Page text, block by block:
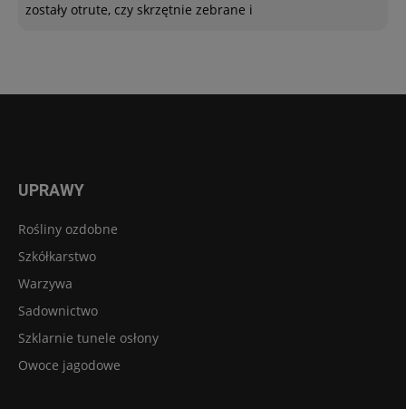
zostały otrute, czy skrzętnie zebrane i
UPRAWY
Rośliny ozdobne
Szkółkarstwo
Warzywa
Sadownictwo
Szklarnie tunele osłony
Owoce jagodowe